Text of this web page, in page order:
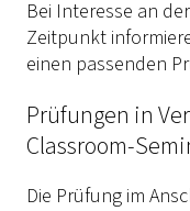
Bei Interesse an
Zeitpunkt
einen passenden
Prüfungen in
Classroom-
Die Prüfung im